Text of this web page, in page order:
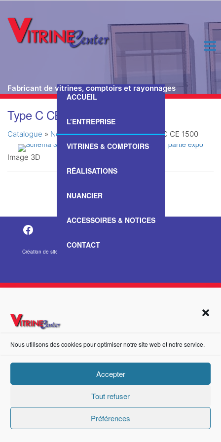
Nous utilisons des cookies pour optimiser notre site web et notre service.
Accepter
Tout refuser
Préférences
Fabricant de vitrines, comptoirs et rayonnages
ACCUEIL
L’ENTREPRISE
VITRINES & COMPTOIRS
RÉALISATIONS
NUANCIER
ACCESSOIRES & NOTICES
CONTACT
Type C CE 1500
Catalogue » Nos Vitrines & Comptoirs»Type C CE 1500
Image 3D
https://fr-fr.facebook.com/pages/category/Metal-Supplier/Vitrine-Center-1847745018840053/
Création de sites internet Advanced Informatique © 2021.